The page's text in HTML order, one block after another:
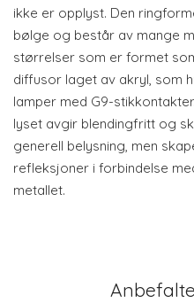
ikke er opplyst. Den
bølge og består av mange
størrelser som er formet
diffusor laget av akryl, som
lamper med G9-
lyset avgir blendingfritt og
generell belysning, men
refleksjoner i forbindelse
metallet.